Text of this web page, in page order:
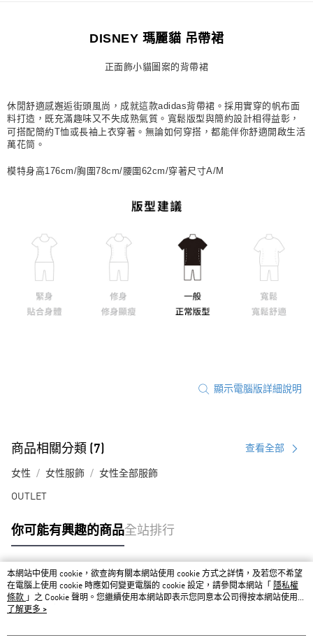
每筆NT$80，滿NT$1,500(含以上)免運費
每筆NT$80，滿NT$1,500(含以上)免運費
付款後門市自取
每筆NT$80，滿NT$1,500(含以上)免運費
DISNEY 瑪麗貓 吊帶裙
正面飾小貓圖案的背帶裙
休閒舒適感邂逅街頭風尚，成就這款adidas背帶裙。採用實穿的帆布面
料打造，既充滿趣味又不失成熟氣質。寬鬆版型與簡約設計相得益彰，
可搭配簡約T恤或長袖上衣穿著。無論如何穿搭，都能伴你舒適開啟生活
萬花筒。
模特身高176cm/胸圍78cm/腰圍62cm/穿著尺寸A/M
顯示電腦版詳細說明
商品相關分類 (7) 查看全部
女性 女性服飾 女性全部服飾
OUTLET
你可能有興趣的商品全站排行
熱門標籤
本網站中使用 cookie，欲查詢有關本網站使用 cookie 方式之詳情，及若您不希望
在電腦上使用 cookie 時應如何變更電腦的 cookie 設定，請參閱本網站「
隱私權
條款 」之 Cookie 聲明。您繼續使用本網站即表示您同意本公司得按本網站使用條
款之 Cookie 聲明使用 cookie。
了解更多 >